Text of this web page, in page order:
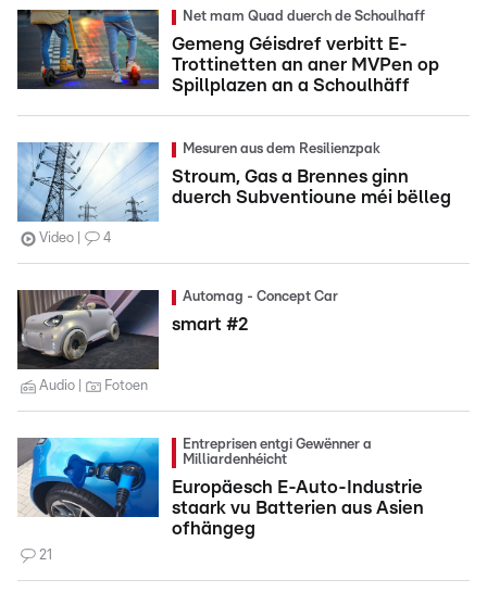
Net mam Quad duerch de Schoulhaff
Gemeng Géisdref verbitt E-
Trottinetten an aner MVPen op
Spillplazen an a Schoulhäff
Mesuren aus dem Resilienzpak
Stroum, Gas a Brennes ginn
duerch Subventioune méi bëlleg
Video 4
Automag - Concept Car
smart #2
Audio Fotoen
Entreprisen entgi Gewënner a
Milliardenhéicht
Europäesch E-Auto-Industrie
staark vu Batterien aus Asien
ofhängeg
21